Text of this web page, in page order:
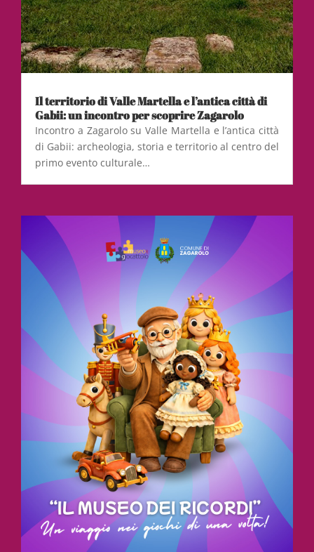
Il territorio di Valle Martella e l’antica città di
Gabii: un incontro per scoprire Zagarolo
Incontro a Zagarolo su Valle Martella e l’antica città
di Gabii: archeologia, storia e territorio al centro del
primo evento culturale…